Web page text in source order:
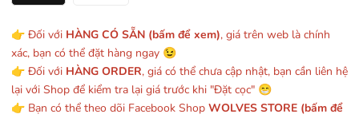
👉 Đối với HÀNG CÓ SẴN (bấm để xem), giá trên web là chính
xác, bạn có thể đặt hàng ngay 😉
👉 Đối với HÀNG ORDER, giá có thể chưa cập nhật, bạn cần liên hệ
lại với Shop để kiểm tra lại giá trước khi "Đặt cọc" 😁
👉 Bạn có thể theo dõi Facebook Shop WOLVES STORE (bấm để